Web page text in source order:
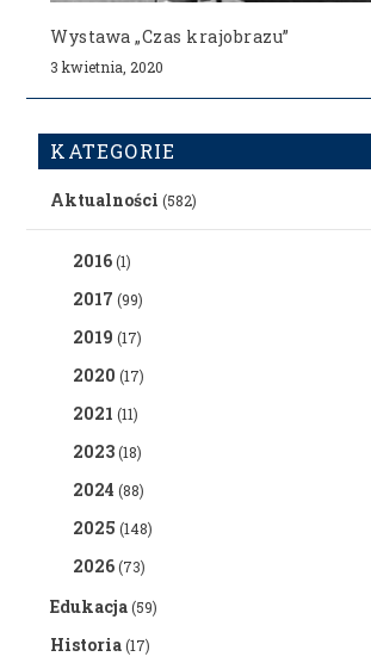
Wystawa „Czas krajobrazu”
3 kwietnia, 2020
KATEGORIE
Aktualności (582)
2016(1)
2017 (99)
2019 (17)
2020 (17)
2021 (11)
2023(18)
2024 (88)
2025 (148)
2026(73)
Edukacja(59)
Historia(17)